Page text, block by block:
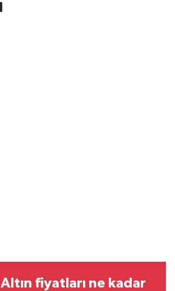
Altın fiyatları ne kadar